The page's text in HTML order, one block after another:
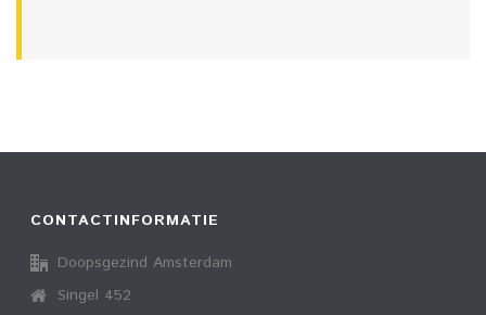
CONTACTINFORMATIE
Doopsgezind Amsterdam
Singel 452